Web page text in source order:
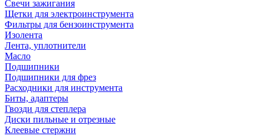
Свечи зажигания
Щетки для электроинструмента
Фильтры для бензоинструмента
Изолента
Лента, уплотнители
Масло
Подшипники
Подшипники для фрез
Расходники для инструмента
Биты, адаптеры
Гвозди для степлера
Диски пильные и отрезные
Клеевые стержни